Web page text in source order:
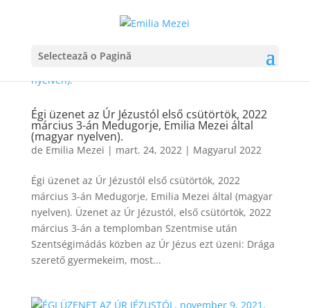
Selectează o Pagină
Égi üzenet az Úr Jézustól első csütörtök, 2022
március 3-án Medugorje, Emilia Mezei által
(magyar nyelven).
de Emilia Mezei | mart. 24, 2022| Magyarul 2022
Égi üzenet az Úr Jézustól első csütörtök, 2022
március 3-án Medugorje, Emilia Mezei által (magyar
nyelven). Üzenet az Úr Jézustól, első csütörtök, 2022
március 3-án a templomban Szentmise után
Szentségimádás közben az Úr Jézus ezt üzeni: Drága
szerető gyermekeim, most...